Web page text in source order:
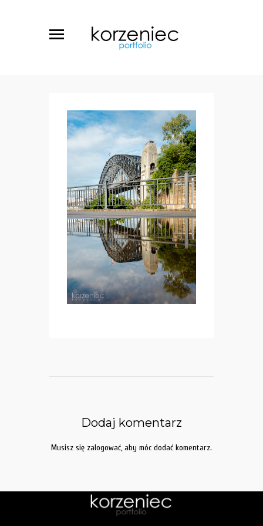
Dodaj komentarz
Musisz się zalogować, aby móc dodać komentarz.